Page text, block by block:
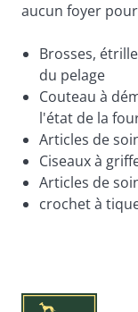
aucun foyer
Brosses,
du pelage
Couteau à
l'état de la
Articles de
Ciseaux à
Articles de
crochet à